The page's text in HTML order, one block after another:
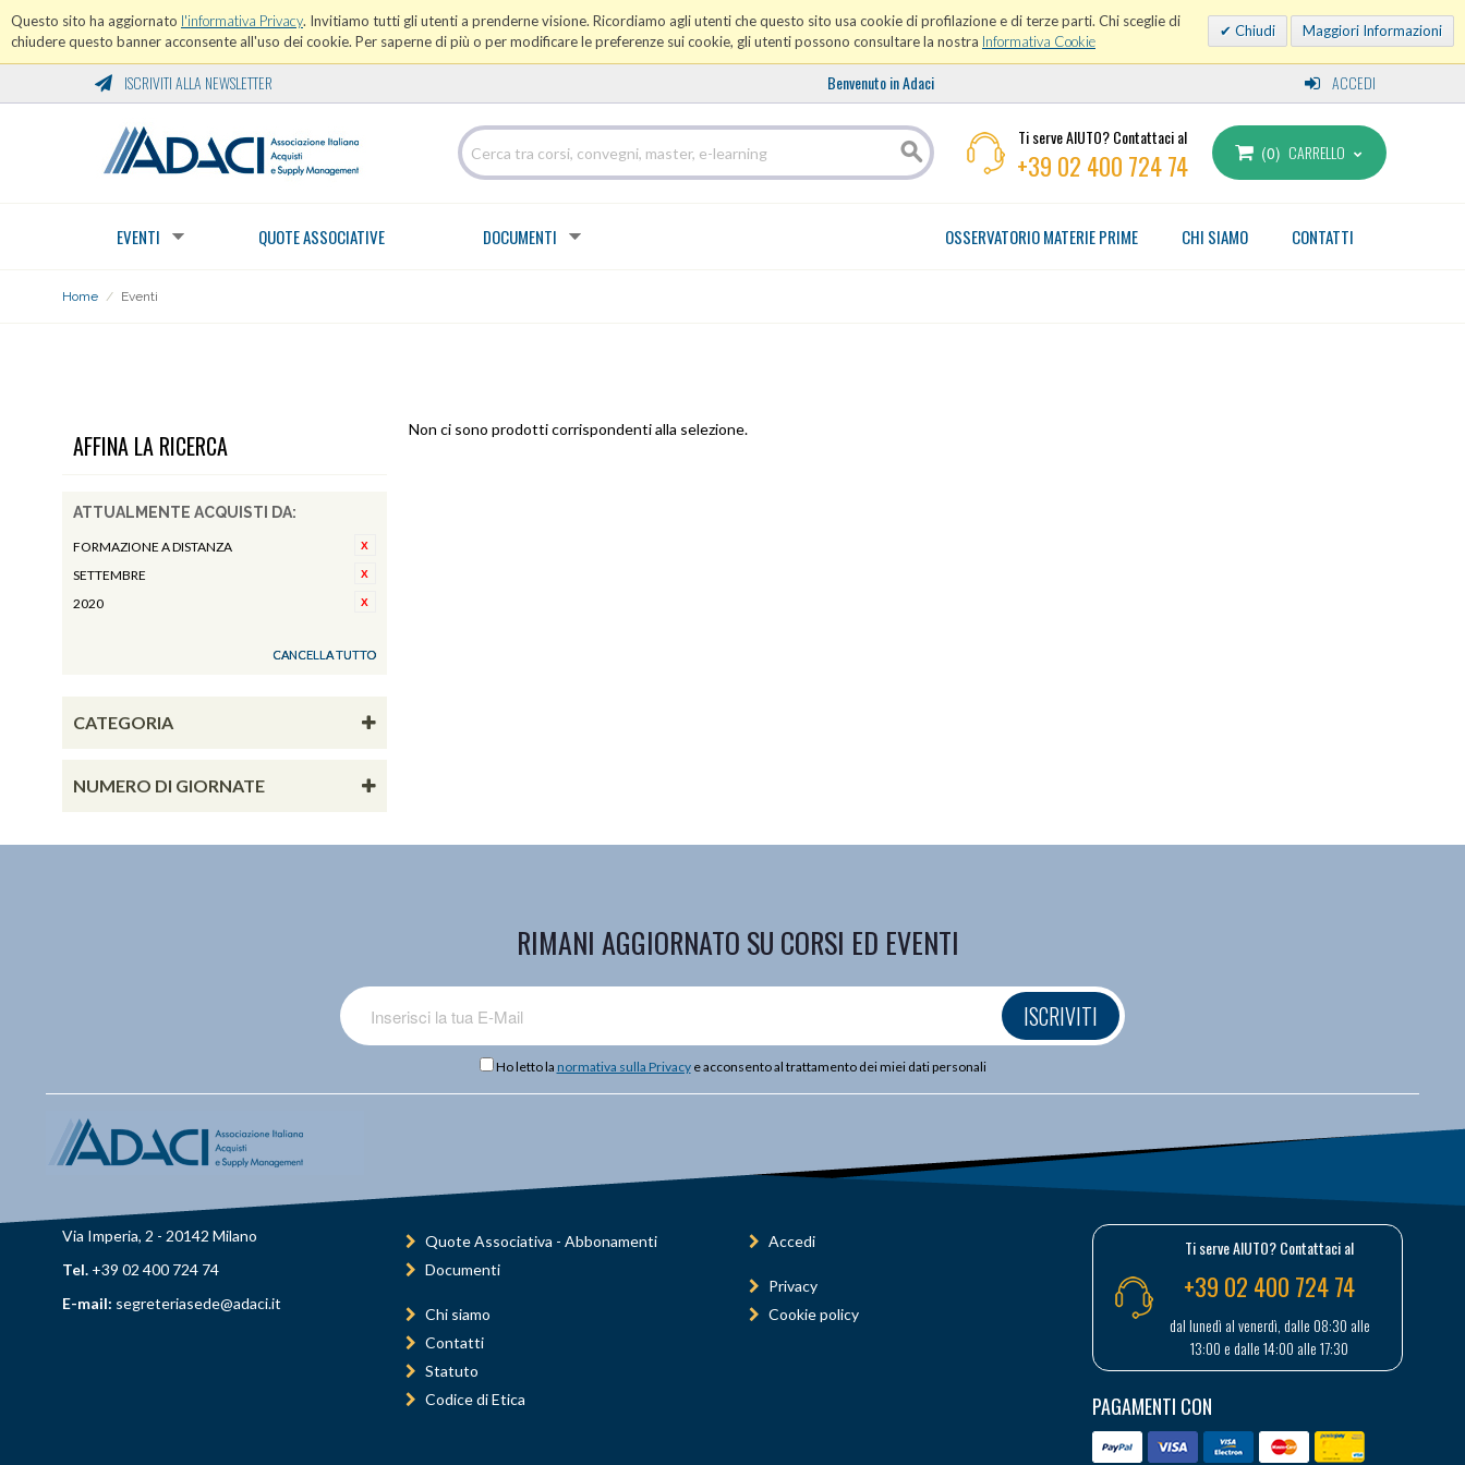
Questo sito ha aggiornato l'informativa Privacy. Invitiamo tutti gli utenti a prenderne visione. Ricordiamo agli utenti che questo sito usa cookie di profilazione e di terze parti. Chi sceglie di
chiudere questo banner acconsente all'uso dei cookie. Per saperne di più o per modificare le preferenze sui cookie, gli utenti possono consultare la nostra Informativa Cookie
Chiudi Maggiori Informazioni
ISCRIVITI ALLA NEWSLETTER Benvenuto in Adaci ACCEDI
Ti serve AIUTO? Contattaci al
+39 02 400 724 74 0 CARRELLO
EVENTI QUOTE ASSOCIATIVE DOCUMENTI CONTATTI
CHI SIAMO
OSSERVATORIO MATERIE PRIME
Home / Eventi
AFFINA LA RICERCA
ATTUALMENTE ACQUISTI DA:
FORMAZIONE A DISTANZA
SETTEMBRE
2020
CANCELLA TUTTO
CATEGORIA
NUMERO DI GIORNATE
Non ci sono prodotti corrispondenti alla selezione.
RIMANI AGGIORNATO SU CORSI ED EVENTI
ISCRIVITI
Ho letto la normativa sulla Privacye acconsento al trattamento dei miei dati personali
Via Imperia, 2 - 20142 Milano
Tel. +39 02 400 724 74
E-mail: segreteriasede@adaci.it
Quote Associativa - Abbonamenti
Documenti
Chi siamo
Contatti
Statuto
Codice di Etica
Accedi
Privacy
Cookie policy
Ti serve AIUTO? Contattaci al
+39 02 400 724 74
dal lunedì al venerdì, dalle 08:30 alle
13:00 e dalle 14:00 alle 17:30
PAGAMENTI CON